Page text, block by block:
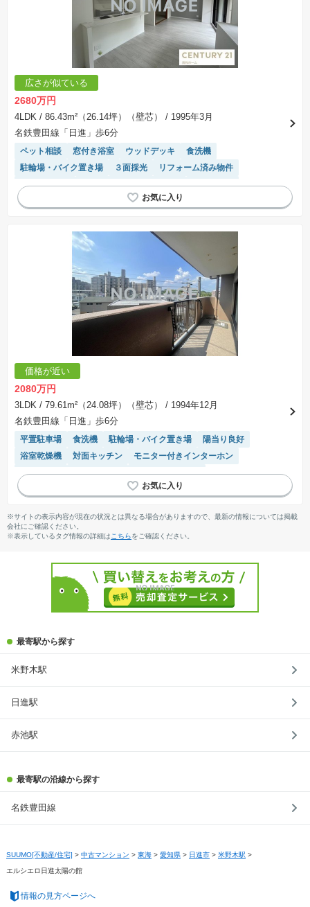
広さが似ている
2680万円
4LDK / 86.43m²（26.14坪）（壁芯）
/ 1995年3月
名鉄豊田線「日進」歩6分
ペット相談 窓付き浴室 ウッドデッキ
食洗機
駐輪場・バイク置き場
３面採光
リフォーム済み物件
対面キッチン
モニター付きインターホン
駐車場空き
システムキッチン
駐車場(普通車)あり 温水洗浄便座
価格が近い
2080万円
3LDK / 79.61m²（24.08坪）（壁芯）
/ 1994年12月
名鉄豊田線「日進」歩6分
平置駐車場 食洗機 駐輪場・バイク置き場
陽当り良好
浴室乾燥機
対面キッチン
モニター付きインターホン
駐車場空き
エレベーター
システムキッチン
駐車場(普通車)あり
温水洗浄便座
※サイトの表示内容が現在の状況とは異なる場合がありますので、最新の情報については掲載
会社にご確認ください。
※表示しているタグ情報の詳細は こちらをご確認ください。
最寄駅から探す
米野木駅
日進駅
赤池駅
最寄駅の沿線から探す
名鉄豊田線
SUUMO[不動産/住宅] > 中古マンション > 東海 > 愛知県 > 日進市 > 米野木駅 >
エルシエロ日進太陽の館
情報の見方ページへ